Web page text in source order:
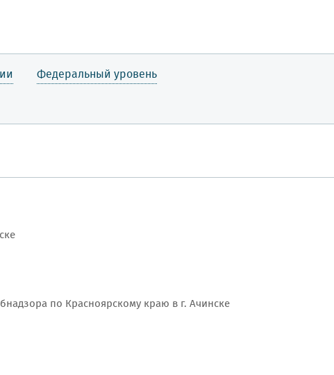
Федеральный уровень
по Красноярскому краю в г. Ачинске